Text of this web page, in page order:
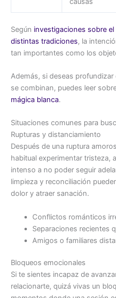
Según investigaciones sobre
distintas tradiciones, la
tan importantes como los
Además, si deseas
se combinan, puedes leer
mágica blanca.
Situaciones comunes para
Rupturas y distanciamiento
Después de una ruptura
habitual experimentar tristeza,
intenso a no poder seguir
limpieza y reconciliación
dolor y atraer sanación.
Conflictos románticos
Separaciones recientes
Amigos o familiares
Bloqueos emocionales
Si te sientes incapaz de
relacionarte, quizá vivas un